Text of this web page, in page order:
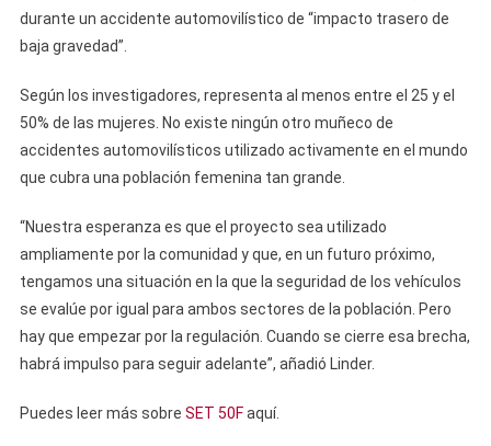
durante un accidente automovilístico de “impacto trasero de
baja gravedad”.
Según los investigadores, representa al menos entre el 25 y el
50% de las mujeres. No existe ningún otro muñeco de
accidentes automovilísticos utilizado activamente en el mundo
que cubra una población femenina tan grande.
“Nuestra esperanza es que el proyecto sea utilizado
ampliamente por la comunidad y que, en un futuro próximo,
tengamos una situación en la que la seguridad de los vehículos
se evalúe por igual para ambos sectores de la población. Pero
hay que empezar por la regulación. Cuando se cierre esa brecha,
habrá impulso para seguir adelante”, añadió Linder.
Puedes leer más sobre SET 50Faquí.